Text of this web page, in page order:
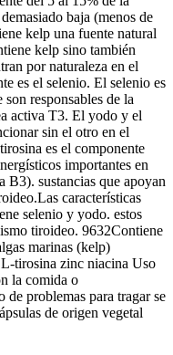
baja (menos de
kelp una fuente natural
kelp sino también
por naturaleza en el
es el selenio. El selenio es
responsables de la
activa T3. El yodo y el
sin el otro en el
es el componente
importantes en
sustancias que apoyan
características
selenio y yodo. estos
tiroideo. 9632Contiene
marinas (kelp)
tirosina zinc niacina Uso
la comida o
de problemas para tragar se
de origen vegetal